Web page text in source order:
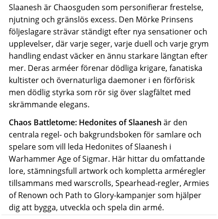
Slaanesh är Chaosguden som personifierar frestelse,
njutning och gränslös excess. Den Mörke Prinsens
följeslagare strävar ständigt efter nya sensationer och
upplevelser, där varje seger, varje duell och varje grym
handling endast väcker en ännu starkare längtan efter
mer. Deras arméer förenar dödliga krigare, fanatiska
kultister och övernaturliga daemoner i en förförisk
men dödlig styrka som rör sig över slagfältet med
skrämmande elegans.
Chaos Battletome: Hedonites of Slaanesh är den
centrala regel- och bakgrundsboken för samlare och
spelare som vill leda Hedonites of Slaanesh i
Warhammer Age of Sigmar. Här hittar du omfattande
lore, stämningsfull artwork och kompletta arméregler
tillsammans med warscrolls, Spearhead-regler, Armies
of Renown och Path to Glory-kampanjer som hjälper
dig att bygga, utveckla och spela din armé.